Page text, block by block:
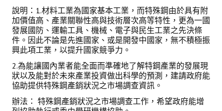
說明：1.材料工業為國家基本工業，而特殊鋼由於具有附
加價值高、產業關聯性高與技術層次高等特性，更為一國
發展國防、運輸工具、機械、電子與民生工業之先決條
件。因此不論是先進國家、或是開發中國家，無不積極振
興此項工業，以提升國家競爭力。
2.為能讓國內業者能全面而準確地了解特鋼產業的發展現
狀以及能對於未來產業投資做出科學的預測，建請政府能
協助提供特殊鋼產銷狀況之市場調查資訊。
辦法： 特殊鋼產銷狀況之市場調查工作，希望政府能增